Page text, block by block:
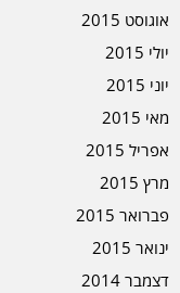
אוגוסט 2015
יולי 2015
יוני 2015
מאי 2015
אפריל 2015
מרץ 2015
פברואר 2015
ינואר 2015
דצמבר 2014